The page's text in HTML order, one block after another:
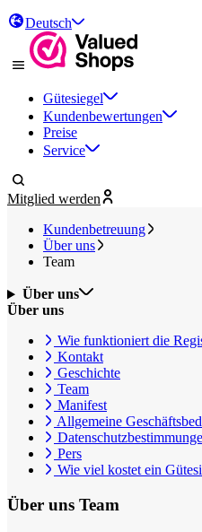
Deutsch
Gütesiegel
Kundenbewertungen
Preise
Service
Mitglied werden
Kundenbetreuung
Über uns
Team
Über uns
Über uns
Wie funktioniert die
Kontakt
Geschichte
Team
Manifest
Allgemeine
Pers
Wie viel kostet ein
Über uns Team